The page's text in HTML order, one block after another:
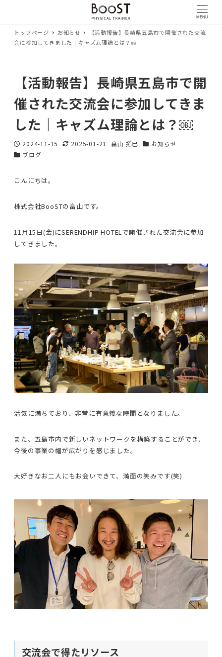
MENU
トップページ お知らせ
【活動報告】長崎県五島市で開催された交流
会に参加してきました｜キャズム理論とは？￼
【活動報告】長崎県五島市で開
催された交流会に参加してきま
した｜キャズム理論とは？￼
投稿日
2024-11-15
更新日
2025-01-21
著
畠山 拓巳
カテゴリー
お知らせ
カテゴリー
ブログ
こんにちは。
株式会社BooSTの畠山です。
11月15日(金)にSERENDHIP HOTELで開催された交流会に参加
してきました。
活気に満ちており、非常に有意義な時間となりました。
また、五島市内で新しいネットワークを構築することができ、
今後の事業の幅が広がりを感じました。
大好きなお二人にもお会いできて、満面の笑みです(笑)
交流会で得たリソース